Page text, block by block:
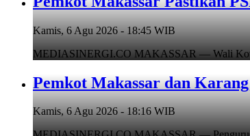
Kamis, 6 Agu 2026 - 18:45 WIB
MEDIASINERGI.CO MAKASSAR — Wali Kota
Pemkot Makassar dan
Kamis, 6 Agu 2026 - 18:16 WIB